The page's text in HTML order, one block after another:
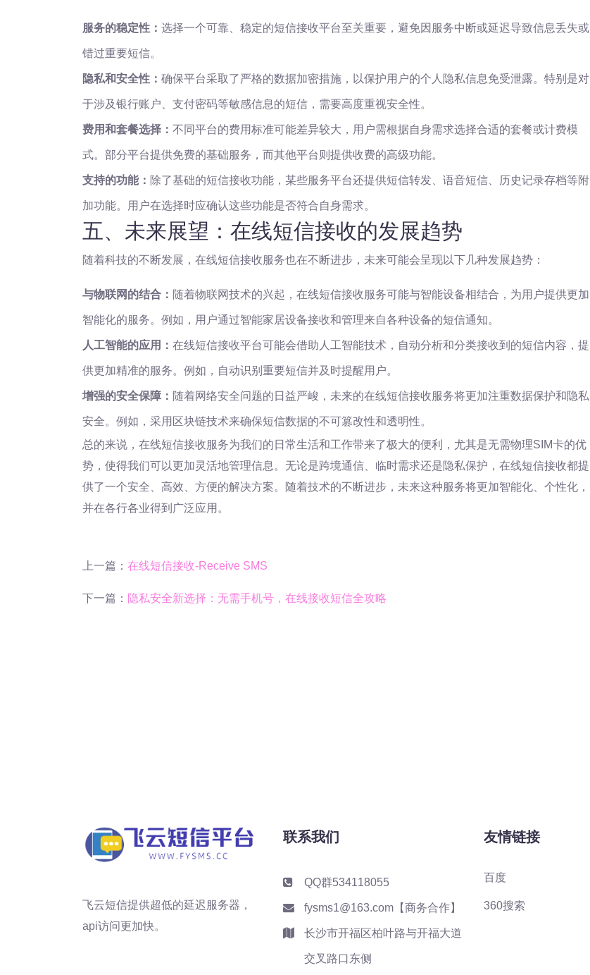
服务的稳定性： 选择一个可靠、稳定的短信接收平台至关重要，避免因服务中断或延迟导致信息丢失或
错过重要短信。
隐私和安全性： 确保平台采取了严格的数据加密措施，以保护用户的个人隐私信息免受泄露。特别是对
于涉及银行账户、支付密码等敏感信息的短信，需要高度重视安全性。
费用和套餐选择： 不同平台的费用标准可能差异较大，用户需根据自身需求选择合适的套餐或计费模
式。部分平台提供免费的基础服务，而其他平台则提供收费的高级功能。
支持的功能： 除了基础的短信接收功能，某些服务平台还提供短信转发、语音短信、历史记录存档等附
加功能。用户在选择时应确认这些功能是否符合自身需求。
五、未来展望：在线短信接收的发展趋势
随着科技的不断发展，在线短信接收服务也在不断进步，未来可能会呈现以下几种发展趋势：
与物联网的结合： 随着物联网技术的兴起，在线短信接收服务可能与智能设备相结合，为用户提供更加
智能化的服务。例如，用户通过智能家居设备接收和管理来自各种设备的短信通知。
人工智能的应用： 在线短信接收平台可能会借助人工智能技术，自动分析和分类接收到的短信内容，提
供更加精准的服务。例如，自动识别重要短信并及时提醒用户。
增强的安全保障： 随着网络安全问题的日益严峻，未来的在线短信接收服务将更加注重数据保护和隐私
安全。例如，采用区块链技术来确保短信数据的不可篡改性和透明性。
总的来说，在线短信接收服务为我们的日常生活和工作带来了极大的便利，尤其是无需物理SIM卡的优
势，使得我们可以更加灵活地管理信息。无论是跨境通信、临时需求还是隐私保护，在线短信接收都提
供了一个安全、高效、方便的解决方案。随着技术的不断进步，未来这种服务将更加智能化、个性化，
并在各行各业得到广泛应用。
上一篇： 在线短信接收-Receive SMS
下一篇： 隐私安全新选择：无需手机号，在线接收短信全攻略
飞云短信提供超低的延迟服务器，
api访问更加快。
联系我们
QQ群534118055
fysms1@163.com【商务合作】
长沙市开福区柏叶路与开福大道
交叉路口东侧
友情链接
百度
360搜索